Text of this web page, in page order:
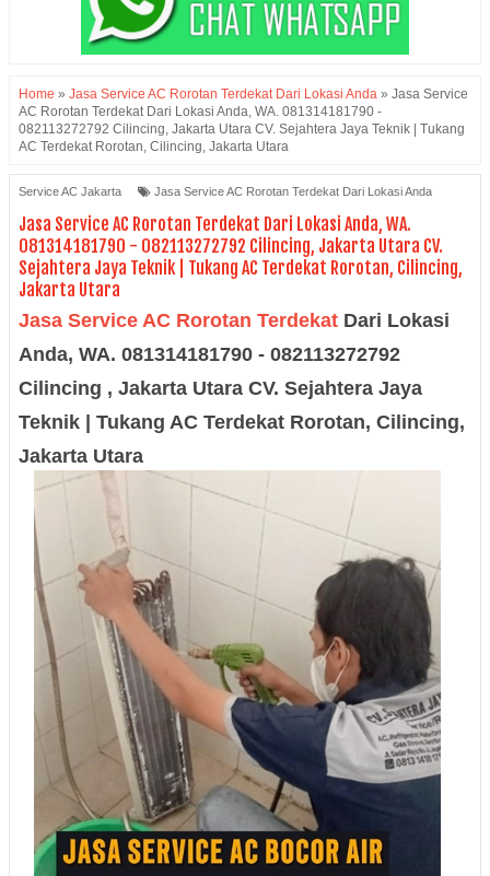
Home » Jasa Service AC Rorotan Terdekat Dari Lokasi Anda » Jasa Service
AC Rorotan Terdekat Dari Lokasi Anda, WA. 081314181790 -
082113272792 Cilincing, Jakarta Utara CV. Sejahtera Jaya Teknik | Tukang
AC Terdekat Rorotan, Cilincing, Jakarta Utara
Service AC Jakarta Jasa Service AC Rorotan Terdekat Dari Lokasi Anda
Jasa Service AC Rorotan Terdekat Dari Lokasi Anda, WA.
081314181790 - 082113272792 Cilincing, Jakarta Utara CV.
Sejahtera Jaya Teknik | Tukang AC Terdekat Rorotan, Cilincing,
Jakarta Utara
Jasa Service AC Rorotan Terdekat Dari Lokasi
Anda, WA. 081314181790 - 082113272792
Cilincing , Jakarta Utara CV. Sejahtera Jaya
Teknik | Tukang AC Terdekat Rorotan, Cilincing,
Jakarta Utara